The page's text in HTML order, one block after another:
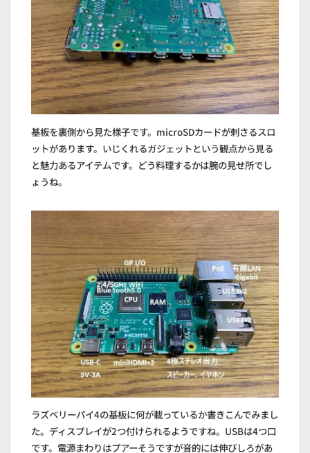
基板を裏側から見た様子です。microSDカードが刺さるスロ
ットがあります。いじくれるガジェットという観点から見る
と魅力あるアイテムです。どう料理するかは腕の見せ所でし
ょうね。
ラズベリーパイ4の基板に何が載っているか書きこんでみまし
た。ディスプレイが2つ付けられるようですね。USBは4つ口
です。電源まわりはプアーそうですが音的には伸びしろがあ